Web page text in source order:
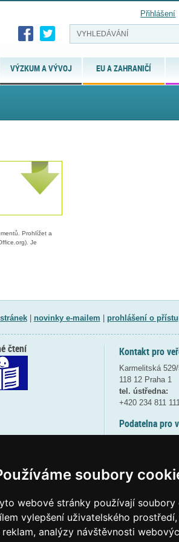
soubory
webové stránky používají
vylepšení uživatelského
reklam, analýzy návštěvnosti
VÝZKUM A VÝVOJ EU A ZAHRANIČÍ
Přihlášení
Prohlížet a
Je
| novinky e-mailem prohlášení o
Kontakt pro
Karmelitská
118 12 Praha 1
tel. ústředna:
+420 234 811
Podatelna pro
(více informací
Elektronická
posta@msmtgov
čtení